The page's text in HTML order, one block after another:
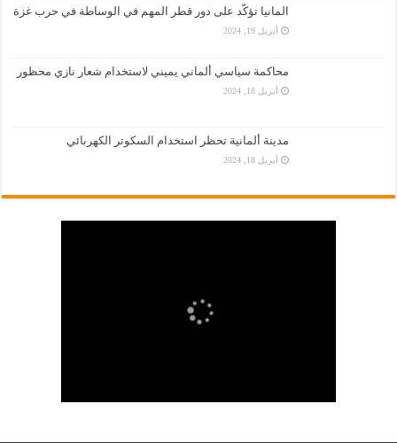
المانيا تؤكّد على دور قطر المهم في الوساطة في حرب غزة
أبريل 19, 2024
محاكمة سياسي ألماني يميني لاستخدام شعار نازي محظور
أبريل 18, 2024
مدينة ألمانية تحظر استخدام السكوتر الكهربائي
أبريل 18, 2024